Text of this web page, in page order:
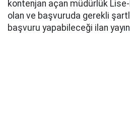
kontenjan açan müdürlük
olan ve başvuruda gerekli
başvuru yapabileceği ilan